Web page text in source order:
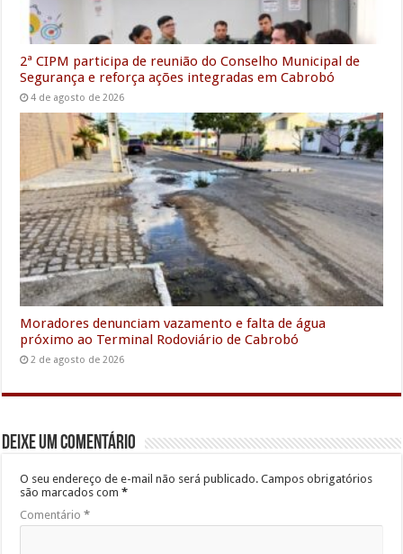
2ª CIPM participa de reunião do Conselho Municipal de
Segurança e reforça ações integradas em Cabrobó
4 de agosto de 2026
Moradores denunciam vazamento e falta de água
próximo ao Terminal Rodoviário de Cabrobó
2 de agosto de 2026
Deixe um comentário
O seu endereço de e-mail não será publicado. Campos obrigatórios
são marcados com*
Comentário*